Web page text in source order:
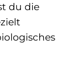
du die